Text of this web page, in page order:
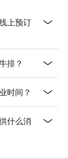
上预订
排？
时间？
什么消